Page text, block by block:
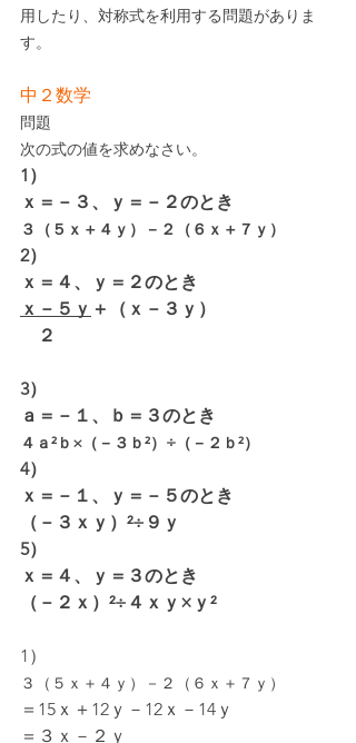
用したり、対称式を利用する問題がありま
す。
中２数学
問題
次の式の値を求めなさい。
1）
ｘ＝－３、ｙ＝－２のとき
３（５ｘ＋４ｙ）－２（６ｘ＋７ｙ）
2）
ｘ＝４、ｙ＝２のとき
ｘ－５ｙ ＋（ｘ－３ｙ）
２
3）
ａ＝－１、ｂ＝３のとき
４ａ²ｂ×（－３ｂ²）÷（－２ｂ²）
4）
ｘ＝－１、ｙ＝－５のとき
（－３ｘｙ）²÷９ｙ
5）
ｘ＝４、ｙ＝３のとき
（－２ｘ）²÷４ｘｙ×ｙ²
1）
３（５ｘ＋４ｙ）－２（６ｘ＋７ｙ）
＝15ｘ＋12ｙ－12ｘ－14ｙ
＝３ｘ－２ｙ